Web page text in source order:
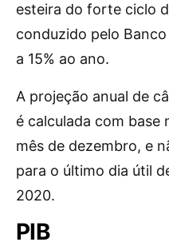
esteira do forte ciclo
conduzido pelo
a 15% ao ano.
A projeção anual de
é calculada com base
mês de dezembro, e
para o último dia útil
2020.
PIB